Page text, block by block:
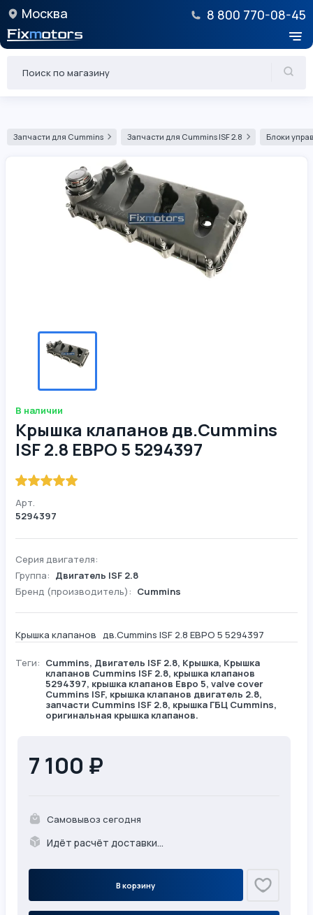
Москва 8 800 770-08-45
Запчасти для Cummins Запчасти для Cummins ISF 2.8 Блоки
В наличии
Крышка клапанов дв.Cummins
ISF 2.8 ЕВРО 5 5294397
Арт.
5294397
Серия двигателя:
Группа: Двигатель ISF 2.8
Бренд (производитель): Cummins
Крышка клапанов дв.Cummins ISF 2.8 ЕВРО 5 5294397
Теги: Cummins, Двигатель ISF 2.8, Крышка, Крышка
клапанов Cummins ISF 2.8, крышка клапанов
5294397, крышка клапанов Евро 5, valve cover
Cummins ISF, крышка клапанов двигатель 2.8,
запчасти Cummins ISF 2.8, крышка ГБЦ Cummins,
оригинальная крышка клапанов.
7 100 ₽
Самовывоз сегодня
Идёт расчёт доставки...
В корзину